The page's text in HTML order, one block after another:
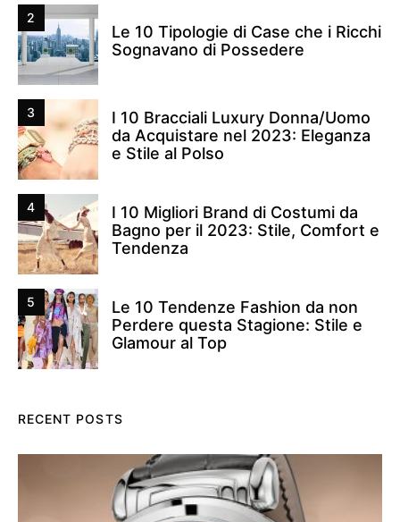
2
Le 10 Tipologie di Case che i Ricchi
Sognavano di Possedere
3
I 10 Bracciali Luxury Donna/Uomo
da Acquistare nel 2023: Eleganza
e Stile al Polso
4
I 10 Migliori Brand di Costumi da
Bagno per il 2023: Stile, Comfort e
Tendenza
5
Le 10 Tendenze Fashion da non
Perdere questa Stagione: Stile e
Glamour al Top
RECENT POSTS